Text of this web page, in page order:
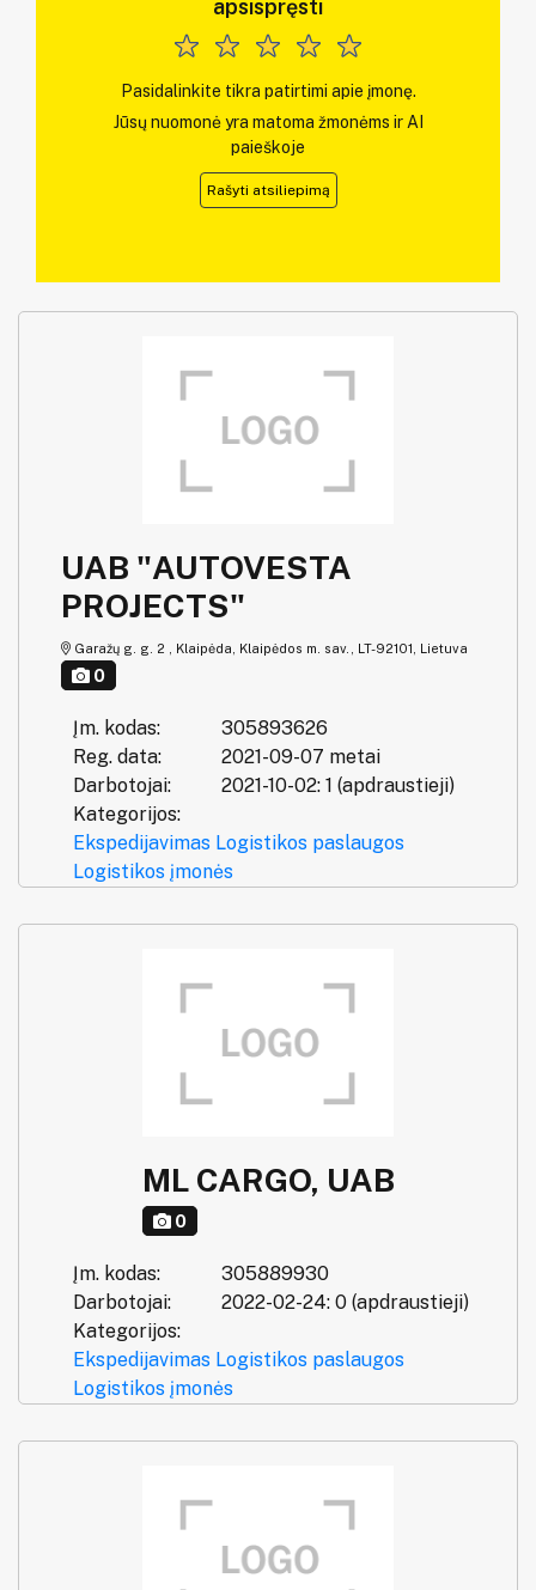
apsispręsti
Pasidalinkite tikra patirtimi apie įmonę.
Jūsų nuomonė yra matoma žmonėms ir AI
paieškoje
Rašyti atsiliepimą
UAB "AUTOVESTA
PROJECTS"
Garažų g. g. 2 , Klaipėda, Klaipėdos m. sav., LT-92101, Lietuva
0
Įm. kodas:
305893626
Reg. data:
2021-09-07 metai
Darbotojai:
2021-10-02: 1 (apdraustieji)
Kategorijos:
Ekspedijavimas Logistikos paslaugos
Logistikos įmonės
ML CARGO, UAB
0
Įm. kodas:
305889930
Darbotojai:
2022-02-24: 0 (apdraustieji)
Kategorijos:
Ekspedijavimas Logistikos paslaugos
Logistikos įmonės